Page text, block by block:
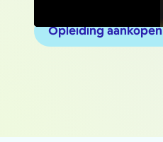
Opleiding aankopen